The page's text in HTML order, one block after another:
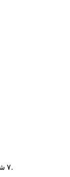
٧ شارع عصام الدالي - أمام مجلس الدولة - الدقي.